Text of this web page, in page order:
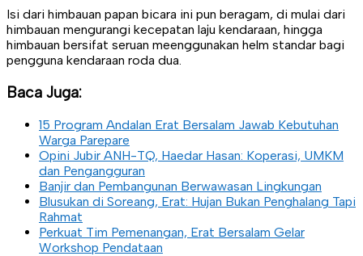
Isi dari himbauan papan bicara ini pun beragam, di mulai dari
himbauan mengurangi kecepatan laju kendaraan, hingga
himbauan bersifat seruan meenggunakan helm standar bagi
pengguna kendaraan roda dua.
Baca Juga:
15 Program Andalan Erat Bersalam Jawab Kebutuhan
Warga Parepare
Opini Jubir ANH-TQ, Haedar Hasan: Koperasi, UMKM
dan Pengangguran
Banjir dan Pembangunan Berwawasan Lingkungan
Blusukan di Soreang, Erat: Hujan Bukan Penghalang Tapi
Rahmat
Perkuat Tim Pemenangan, Erat Bersalam Gelar
Workshop Pendataan